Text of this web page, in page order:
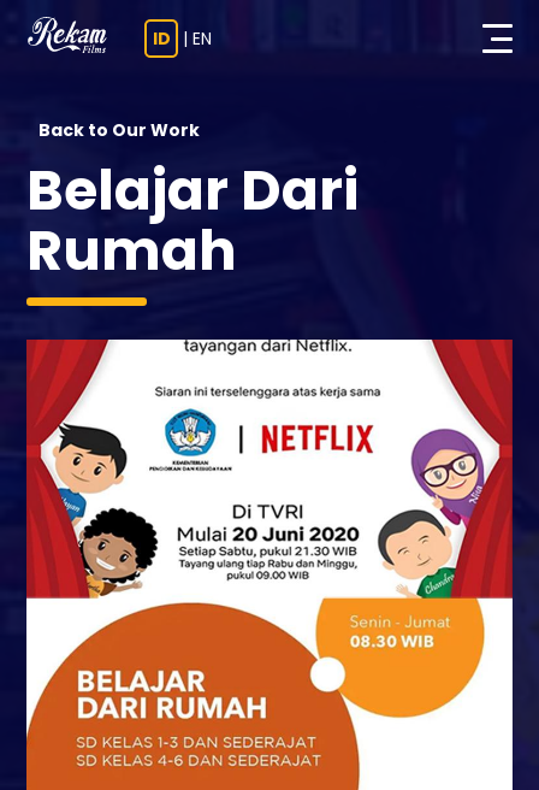
ID | EN
Back to Our Work
Belajar Dari
Rumah